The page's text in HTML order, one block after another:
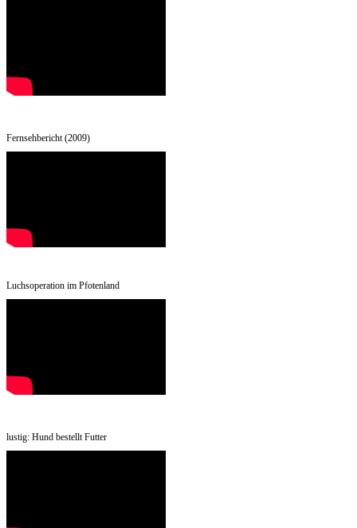
Fernsehbericht (2009)
Luchsoperation im Pfotenland
lustig: Hund bestellt Futter